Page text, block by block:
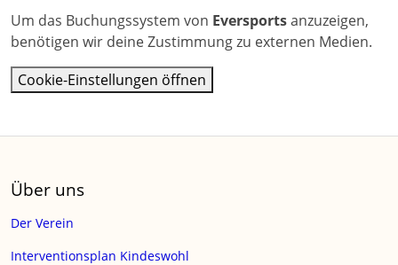
Um das Buchungssystem von Eversportsanzuzeigen,
benötigen wir deine Zustimmung zu externen Medien.
Cookie-Einstellungen öffnen
Über uns
Der Verein
Interventionsplan Kindeswohl